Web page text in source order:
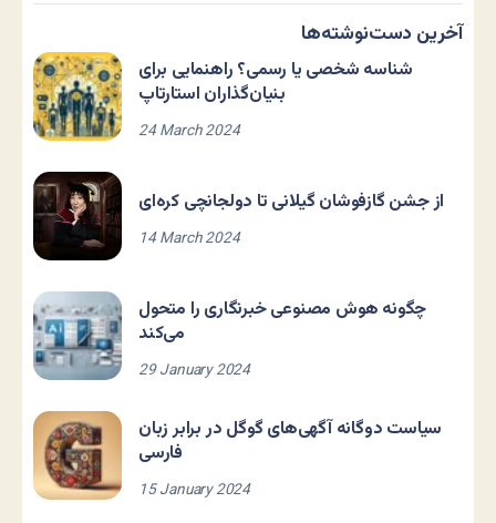
آخرین دست‌نوشته‌ها
شناسه شخصی یا رسمی؟ راهنمایی برای
بنیان‌گذاران استارتاپ
24 March 2024
از جشن گازفوشان گیلانی تا دولجانچی کره‌ای
14 March 2024
چگونه هوش مصنوعی خبرنگاری را متحول
می‌کند
29 January 2024
سیاست دوگانه آگهی‌های گوگل در برابر زبان
فارسی
15 January 2024